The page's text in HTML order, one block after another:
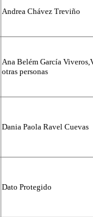
Andrea Chávez Treviño
Ana Belém García
otras personas
Dania Paola Ravel Cuevas
Dato Protegido